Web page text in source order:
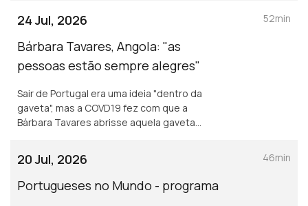
Cravo no Panamá
24 Jul, 2026
Bárbara Tavares, Angola: "as
pessoas estão sempre alegres"
Sair de Portugal era uma ideia "dentro da
gaveta", mas a COVD19 fez com que a
Bárbara Tavares abrisse aquela gaveta
desafio diário.
52min
20 Jul, 2026
Portugueses no Mundo - programa
46min